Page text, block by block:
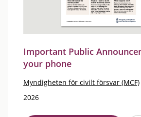
Important Public
your phone
Myndigheten för civilt försvar (MCF)
2026